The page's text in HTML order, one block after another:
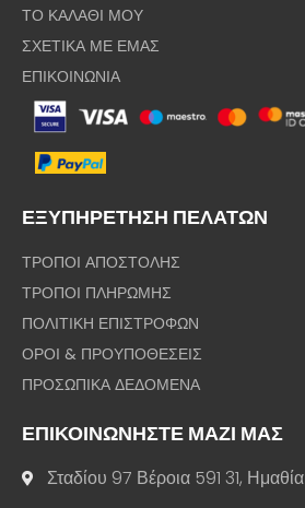
ΤΟ ΚΑΛΑΘΙ ΜΟΥ
ΣΧΕΤΙΚΑ ΜΕ ΕΜΑΣ
ΕΠΙΚΟΙΝΩΝΙΑ
ΕΞΥΠΗΡΕΤΗΣΗ ΠΕΛΑΤΩΝ
ΤΡΟΠΟΙ ΑΠΟΣΤΟΛΗΣ
ΤΡΟΠΟΙ ΠΛΗΡΩΜΗΣ
ΠΟΛΙΤΙΚΗ ΕΠΙΣΤΡΟΦΩΝ
ΟΡΟΙ & ΠΡΟΥΠΟΘΕΣΕΙΣ
ΠΡΟΣΩΠΙΚΑ ΔΕΔΟΜΕΝΑ
ΕΠΙΚΟΙΝΩΝΗΣΤΕ ΜΑΖΙ ΜΑΣ
Σταδίου 97 Βέροια 591 31, Ημαθία